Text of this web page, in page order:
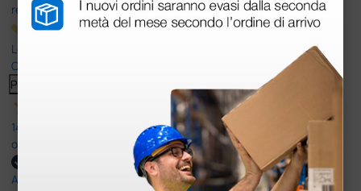
recensioni
Le nostre recensioni a 4 e 5 stelle.
Clicca qui per leggerle tutte >
Precedente
14 Luglio 2026
ottima
Acquirente verificato